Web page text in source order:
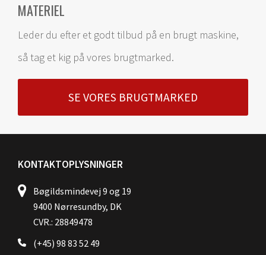
MATERIEL
Leder du efter et godt tilbud på en brugt maskine,
så tag et kig på vores brugtmarked.
SE VORES BRUGTMARKED
KONTAKTOPLYSNINGER
Bøgildsmindevej 9 og 19
9400 Nørresundby, DK
CVR.: 28849478
(+45) 98 83 52 49